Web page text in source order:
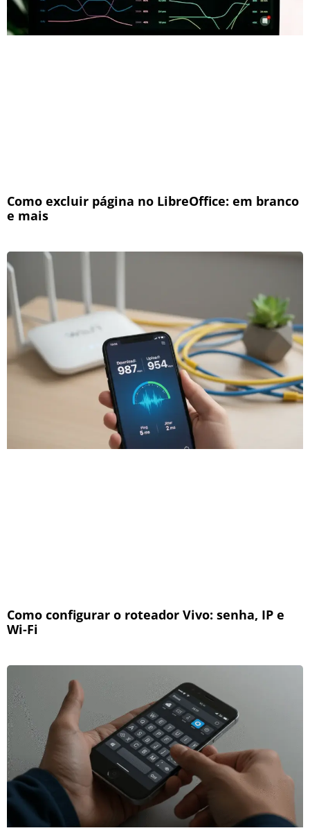
Como excluir página no LibreOffice: em branco
e mais
Como configurar o roteador Vivo: senha, IP e
Wi-Fi